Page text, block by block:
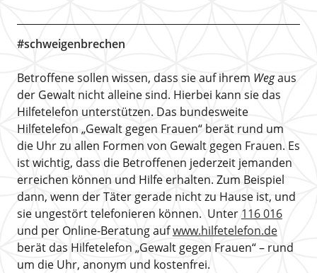
#schweigenbrechen
Betroffene sollen wissen, dass sie auf ihrem Wegaus
der Gewalt nicht alleine sind. Hierbei kann sie das
Hilfetelefon unterstützen. Das bundesweite
Hilfetelefon „Gewalt gegen Frauen“ berät rund um
die Uhr zu allen Formen von Gewalt gegen Frauen. Es
ist wichtig, dass die Betroffenen jederzeit jemanden
erreichen können und Hilfe erhalten. Zum Beispiel
dann, wenn der Täter gerade nicht zu Hause ist, und
sie ungestört telefonieren können. Unter 116 016
und per Online-Beratung aufwww.hilfetelefon.de
berät das Hilfetelefon „Gewalt gegen Frauen“ – rund
um die Uhr, anonym und kostenfrei.